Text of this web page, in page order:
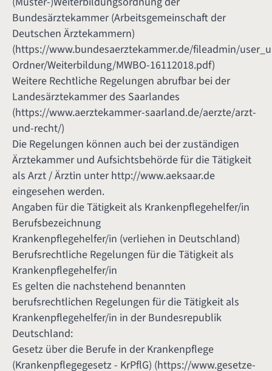
Bundesärztekammer (Arbeitsgemeinschaft der
Deutschen Ärztekammern)
(https://www.bundesaerztekammer.de/fileadmin/
Ordner/Weiterbildung/MWBO-16112018.pdf)
Weitere Rechtliche Regelungen abrufbar bei der
Landesärztekammer des Saarlandes
(https://www.aerztekammer-saarland.de/aerzte/arzt-
und-recht/)
Die Regelungen können auch bei der zuständigen
Ärztekammer und Aufsichtsbehörde für die Tätigkeit
als Arzt / Ärztin unterhttp://www.aeksaar.de
eingesehen werden.
Angaben für die Tätigkeit als Krankenpflegehelfer/in
Berufsbezeichnung
Krankenpflegehelfer/in (verliehen in Deutschland)
Berufsrechtliche Regelungen für die Tätigkeit als
Krankenpflegehelfer/in
Es gelten die nachstehend benannten
berufsrechtlichen Regelungen für die Tätigkeit als
Krankenpflegehelfer/in in der Bundesrepublik
Deutschland:
Gesetz über die Berufe in der Krankenpflege
(Krankenpflegegesetz - KrPflG) (https://www.gesetze-